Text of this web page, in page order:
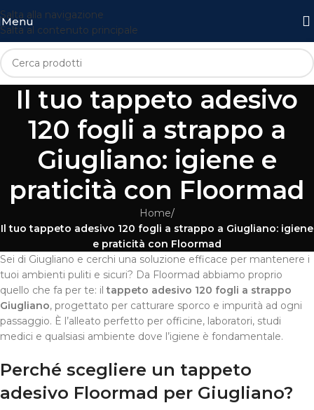
Salta alla navigazione
Salta al contenuto principale
Menu
Il tuo tappeto adesivo
120 fogli a strappo a
Giugliano: igiene e
praticità con Floormad
Home/
Il tuo tappeto adesivo 120 fogli a strappo a Giugliano: igiene
e praticità con Floormad
Sei di Giugliano e cerchi una soluzione efficace per mantenere i
tuoi ambienti puliti e sicuri? Da Floormad abbiamo proprio
quello che fa per te: iltappeto adesivo 120 fogli a strappo
Giugliano, progettato per catturare sporco e impurità ad ogni
passaggio. È l’alleato perfetto per officine, laboratori, studi
medici e qualsiasi ambiente dove l’igiene è fondamentale.
Perché scegliere un tappeto
adesivo Floormad per Giugliano?